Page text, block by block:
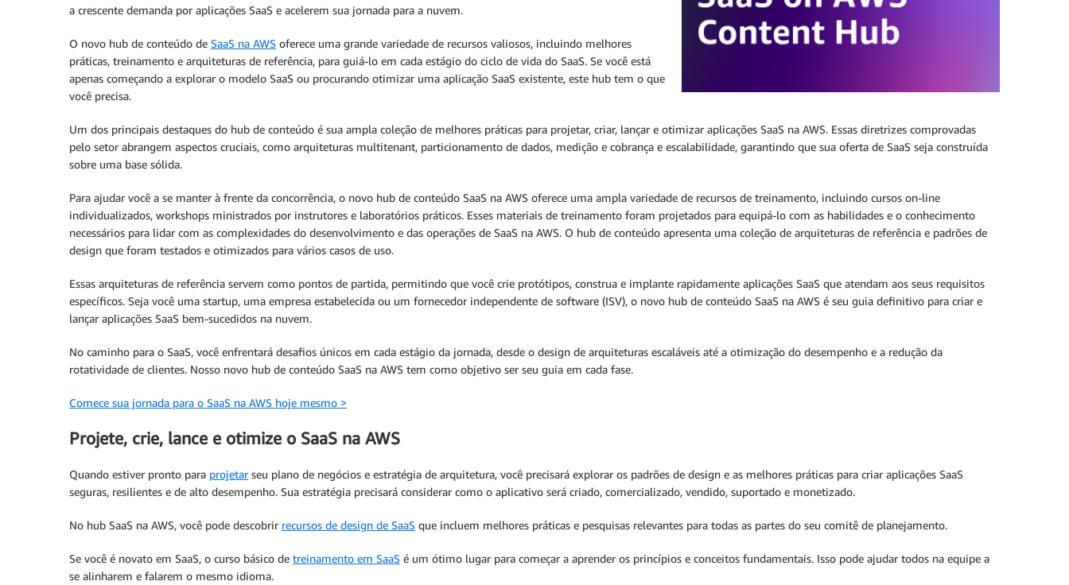
a crescente demanda por aplicações SaaS e acelerem sua jornada para a nuvem.
O novo hub de conteúdo de SaaS na AWS oferece uma grande variedade de recursos valiosos, incluindo melhores
práticas, treinamento e arquiteturas de referência, para guiá-lo em cada estágio do ciclo de vida do SaaS. Se você está
apenas começando a explorar o modelo SaaS ou procurando otimizar uma aplicação SaaS existente, este hub tem o que
você precisa.
Um dos principais destaques do hub de conteúdo é sua ampla coleção de melhores práticas para projetar, criar, lançar e otimizar aplicações SaaS na AWS. Essas diretrizes comprovadas
pelo setor abrangem aspectos cruciais, como arquiteturas multitenant, particionamento de dados, medição e cobrança e escalabilidade, garantindo que sua oferta de SaaS seja construída
sobre uma base sólida.
Para ajudar você a se manter à frente da concorrência, o novo hub de conteúdo SaaS na AWS oferece uma ampla variedade de recursos de treinamento, incluindo cursos on-line
individualizados, workshops ministrados por instrutores e laboratórios práticos. Esses materiais de treinamento foram projetados para equipá-lo com as habilidades e o conhecimento
necessários para lidar com as complexidades do desenvolvimento e das operações de SaaS na AWS. O hub de conteúdo apresenta uma coleção de arquiteturas de referência e padrões de
design que foram testados e otimizados para vários casos de uso.
Essas arquiteturas de referência servem como pontos de partida, permitindo que você crie protótipos, construa e implante rapidamente aplicações SaaS que atendam aos seus requisitos
específicos. Seja você uma startup, uma empresa estabelecida ou um fornecedor independente de software (ISV), o novo hub de conteúdo SaaS na AWS é seu guia definitivo para criar e
lançar aplicações SaaS bem-sucedidos na nuvem.
No caminho para o SaaS, você enfrentará desafios únicos em cada estágio da jornada, desde o design de arquiteturas escaláveis até a otimização do desempenho e a redução da
rotatividade de clientes. Nosso novo hub de conteúdo SaaS na AWS tem como objetivo ser seu guia em cada fase.
Comece sua jornada para o SaaS na AWS hoje mesmo >
Projete, crie, lance e otimize o SaaS na AWS
Quando estiver pronto para projetarseu plano de negócios e estratégia de arquitetura, você precisará explorar os padrões de design e as melhores práticas para criar aplicações SaaS
seguras, resilientes e de alto desempenho. Sua estratégia precisará considerar como o aplicativo será criado, comercializado, vendido, suportado e monetizado.
No hub SaaS na AWS, você pode descobrir recursos de design de SaaS que incluem melhores práticas e pesquisas relevantes para todas as partes do seu comitê de planejamento.
Se você é novato em SaaS, o curso básico de treinamento em SaaS é um ótimo lugar para começar a aprender os princípios e conceitos fundamentais. Isso pode ajudar todos na equipe a
se alinharem e falarem o mesmo idioma.